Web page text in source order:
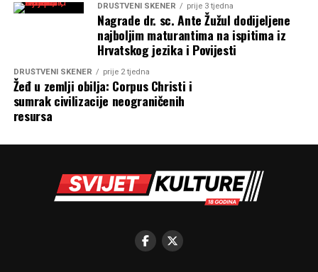
DRUŠTVENI SKENER prije 3 tjedna
Nagrade dr. sc. Ante Žužul dodijeljene
najboljim maturantima na ispitima iz
Hrvatskog jezika i Povijesti
DRUŠTVENI SKENER prije 2 tjedna
Žeđ u zemlji obilja: Corpus Christi i
sumrak civilizacije neograničenih
resursa